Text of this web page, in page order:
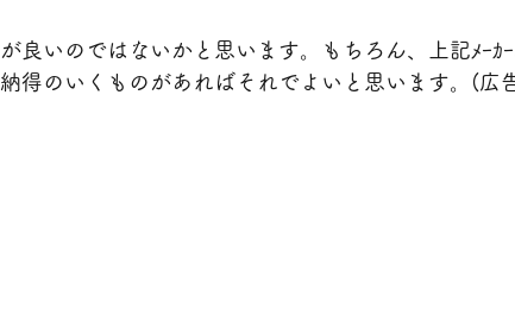
が良いのではないかと思います。もちろん、上記ﾒｰ
納得のいくものがあればそれでよいと思います。(広